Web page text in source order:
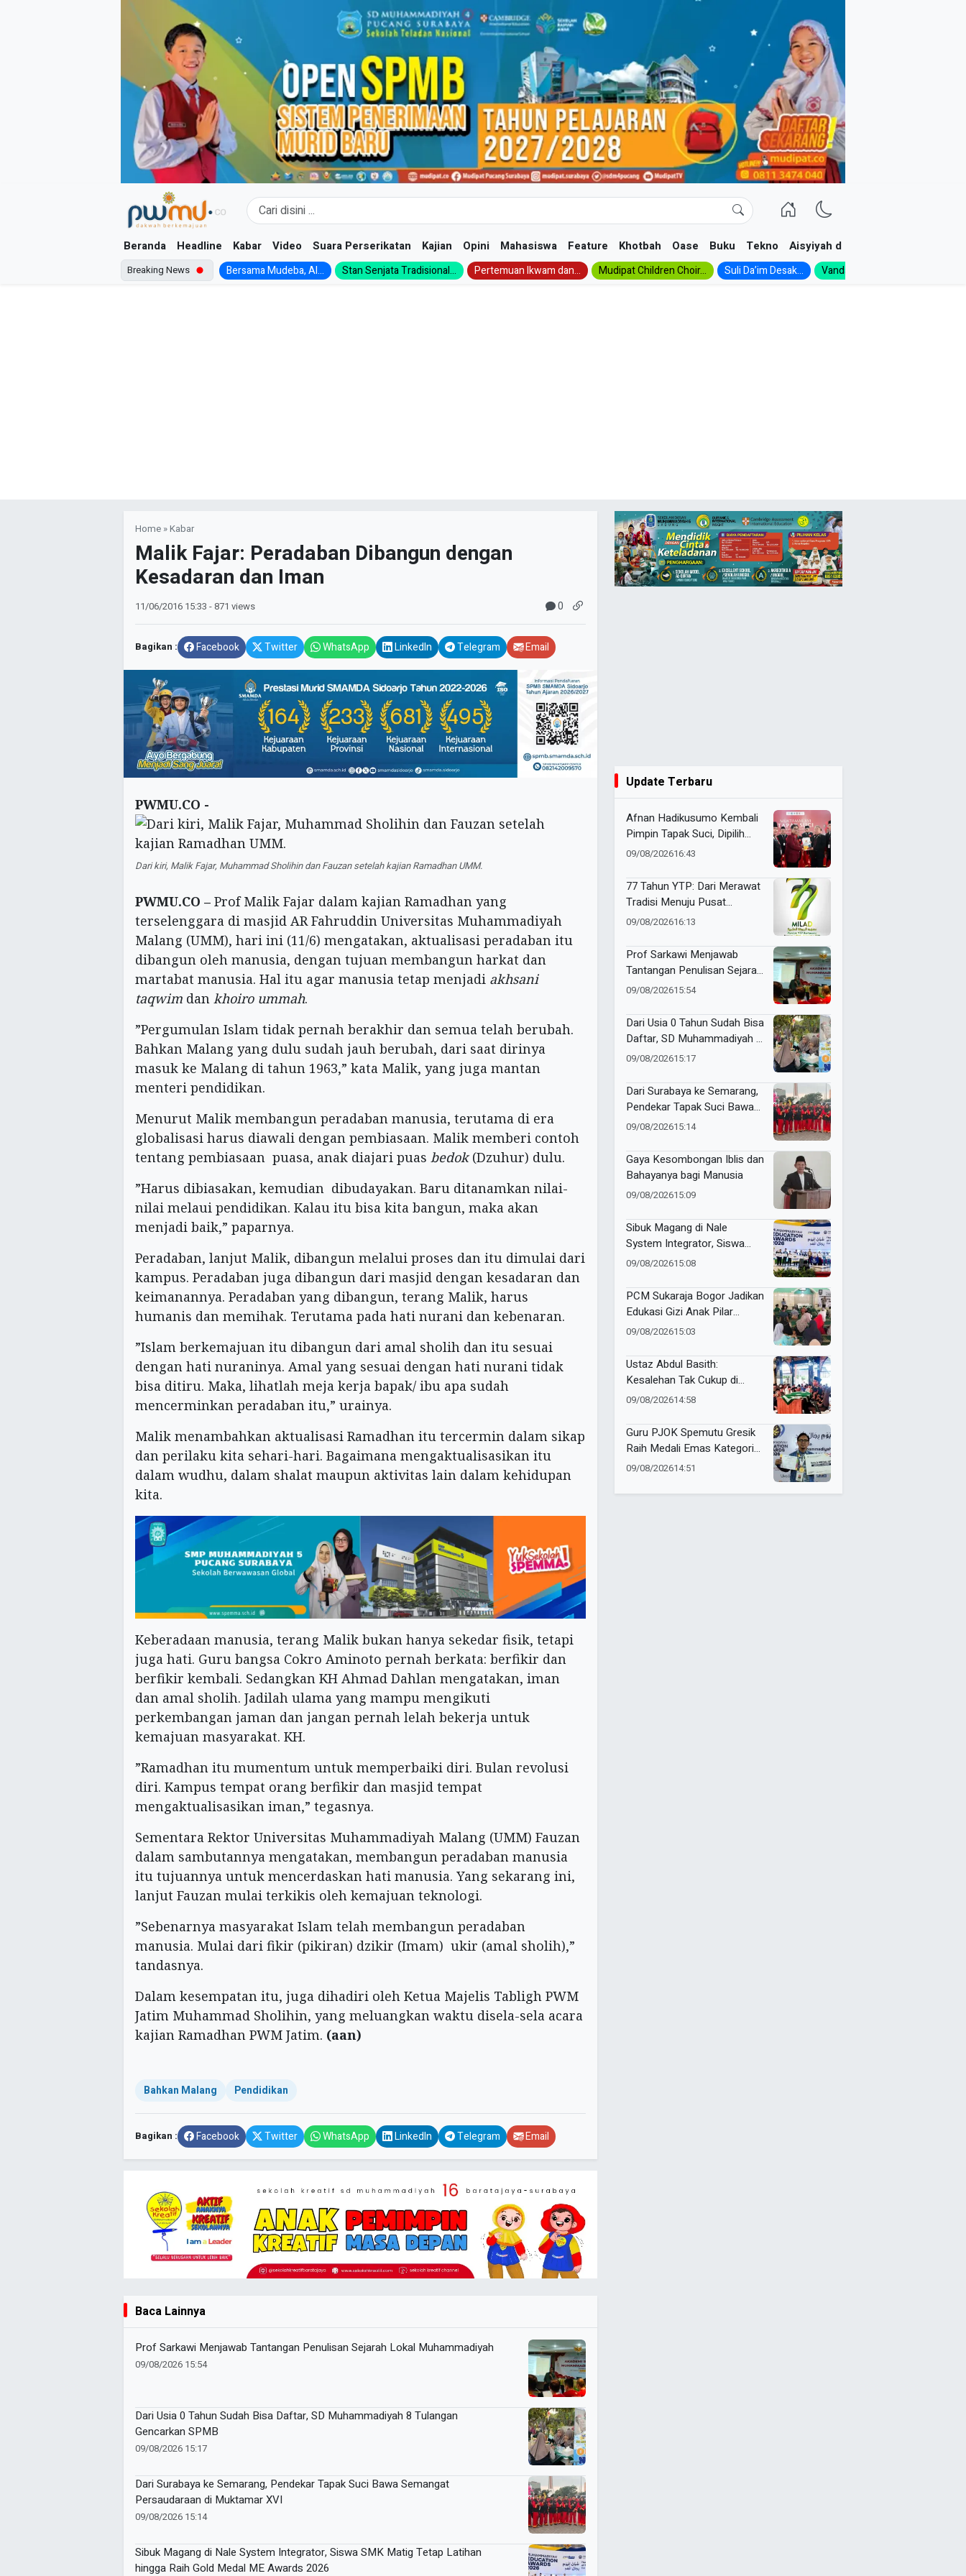
Beranda Headline Kabar Video Suara Perserikatan Kajian Opini Mahasiswa Feature Khotbah Oase Buku Tekno Aisyiyah dan NA
Breaking News Bersama Mudeba, Al... Stan Senjata Tradisional... Pertemuan Ikwam dan... Mudipat Children Choir... Suli Da’im Desak... Vanda, Siswa SMK...
Home »Kabar
Malik Fajar: Peradaban Dibangun dengan
Kesadaran dan Iman
11/06/2016 15:33 - 871 views 0
Bagikan : Facebook Twitter WhatsApp LinkedIn Telegram Email
PWMU.CO -
Dari kiri, Malik Fajar, Muhammad Sholihin dan Fauzan setelah kajian Ramadhan UMM.
PWMU.CO – Prof Malik Fajar dalam kajian Ramadhan yang
terselenggara di masjid AR Fahruddin Universitas Muhammadiyah
Malang (UMM), hari ini (11/6) mengatakan, aktualisasi peradaban itu
dibangun oleh manusia, dengan tujuan membangun harkat dan
martabat manusia. Hal itu agar manusia tetap menjadi akhsani
taqwim dan khoiro ummah.
”Pergumulan Islam tidak pernah berakhir dan semua telah berubah.
Bahkan Malang yang dulu sudah jauh berubah, dari saat dirinya
masuk ke Malang di tahun 1963,” kata Malik, yang juga mantan
menteri pendidikan.
Menurut Malik membangun peradaban manusia, terutama di era
globalisasi harus diawali dengan pembiasaan. Malik memberi contoh
tentang pembiasaan puasa, anak diajari puas bedok(Dzuhur) dulu.
”Harus dibiasakan, kemudian dibudayakan. Baru ditanamkan nilai-
nilai melaui pendidikan. Kalau itu bisa kita bangun, maka akan
menjadi baik,” paparnya.
Peradaban, lanjut Malik, dibangun melalui proses dan itu dimulai dari
kampus. Peradaban juga dibangun dari masjid dengan kesadaran dan
keimanannya. Peradaban yang dibangun, terang Malik, harus
humanis dan memihak. Terutama pada hati nurani dan kebenaran.
”Islam berkemajuan itu dibangun dari amal sholih dan itu sesuai
dengan hati nuraninya. Amal yang sesuai dengan hati nurani tidak
bisa ditiru. Maka, lihatlah meja kerja bapak/ ibu apa sudah
mencerminkan peradaban itu,” urainya.
Malik menambahkan aktualisasi Ramadhan itu tercermin dalam sikap
dan perilaku kita sehari-hari. Bagaimana mengaktualisasikan itu
dalam wudhu, dalam shalat maupun aktivitas lain dalam kehidupan
kita.
Keberadaan manusia, terang Malik bukan hanya sekedar fisik, tetapi
juga hati. Guru bangsa Cokro Aminoto pernah berkata: berfikir dan
berfikir kembali. Sedangkan KH Ahmad Dahlan mengatakan, iman
dan amal sholih. Jadilah ulama yang mampu mengikuti
perkembangan jaman dan jangan pernah lelah bekerja untuk
kemajuan masyarakat. KH.
”Ramadhan itu mumentum untuk memperbaiki diri. Bulan revolusi
diri. Kampus tempat orang berfikir dan masjid tempat
mengaktualisasikan iman,” tegasnya.
Sementara Rektor Universitas Muhammadiyah Malang (UMM) Fauzan
dalam sambutannya mengatakan, membangun peradaban manusia
itu tujuannya untuk mencerdaskan hati manusia. Yang sekarang ini,
lanjut Fauzan mulai terkikis oleh kemajuan teknologi.
”Sebenarnya masyarakat Islam telah membangun peradaban
manusia. Mulai dari fikir (pikiran) dzikir (Imam) ukir (amal sholih),”
tandasnya.
Dalam kesempatan itu, juga dihadiri oleh Ketua Majelis Tabligh PWM
Jatim Muhammad Sholihin, yang meluangkan waktu disela-sela acara
kajian Ramadhan PWM Jatim. (aan)
Bahkan Malang Pendidikan
Bagikan : Facebook Twitter WhatsApp LinkedIn Telegram Email
Baca Lainnya
Prof Sarkawi Menjawab Tantangan Penulisan Sejarah Lokal Muhammadiyah
09/08/2026 15:54
Dari Usia 0 Tahun Sudah Bisa Daftar, SD Muhammadiyah 8 Tulangan
Gencarkan SPMB
09/08/2026 15:17
Dari Surabaya ke Semarang, Pendekar Tapak Suci Bawa Semangat
Persaudaraan di Muktamar XVI
09/08/2026 15:14
Sibuk Magang di Nale System Integrator, Siswa SMK Matig Tetap Latihan
hingga Raih Gold Medal ME Awards 2026
Update Terbaru
Afnan Hadikusumo Kembali
Pimpin Tapak Suci, Dipilih
Aklamasi untuk Periode
09/08/202616:43
77 Tahun YTP: Dari Merawat
Tradisi Menuju Pusat
Peradaban
09/08/202616:13
Prof Sarkawi Menjawab
Tantangan Penulisan Sejarah
Lokal Muhammadiyah
09/08/202615:54
Dari Usia 0 Tahun Sudah Bisa
Daftar, SD Muhammadiyah 8
Tulangan Gencarkan SPMB
09/08/202615:17
Dari Surabaya ke Semarang,
Pendekar Tapak Suci Bawa
Semangat Persaudaraan di
09/08/202615:14
Gaya Kesombongan Iblis dan
Bahayanya bagi Manusia
09/08/202615:09
Sibuk Magang di Nale
System Integrator, Siswa
SMK Matig Tetap Latihan
Awards 2026
09/08/202615:08
PCM Sukaraja Bogor Jadikan
Edukasi Gizi Anak Pilar
Peringatan HUT RI ke-81
09/08/202615:03
Ustaz Abdul Basith:
Kesalehan Tak Cukup di
Masjid, Harus Terasa
09/08/202614:58
Guru PJOK Spemutu Gresik
Raih Medali Emas Kategori
Guru Berprestasi di ME
09/08/202614:51